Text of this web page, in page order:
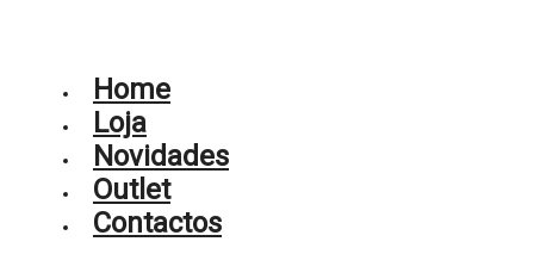
Home
Loja
Novidades
Outlet
Contactos